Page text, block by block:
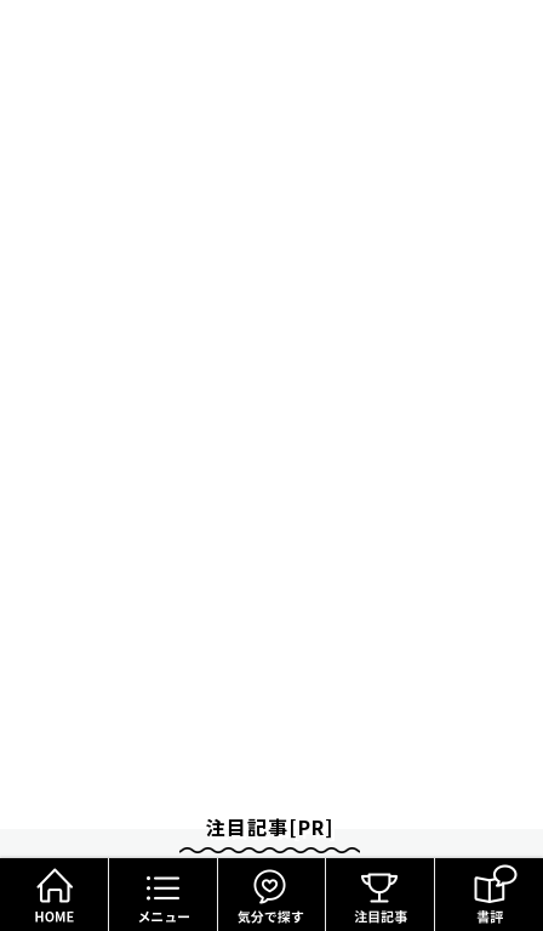
注目記事[PR]
８月のロト6はこの方法で買え!!６つの数字が『完全一致』する方法